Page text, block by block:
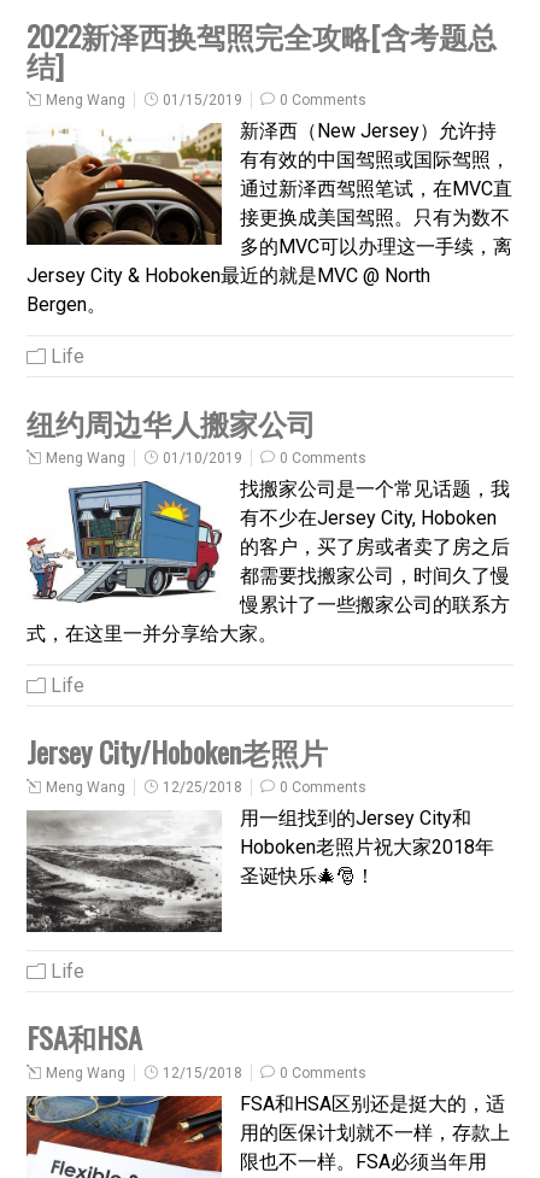
2022新泽西换驾照完全攻略[含考题总
结]
Meng Wang 01/15/2019 0 Comments
新泽西（New Jersey）允许持
有有效的中国驾照或国际驾照，
通过新泽西驾照笔试，在MVC直
接更换成美国驾照。只有为数不
多的MVC可以办理这一手续，离
Jersey City & Hoboken最近的就是MVC @ North
Bergen。
Life
纽约周边华人搬家公司
Meng Wang 01/10/2019 0 Comments
找搬家公司是一个常见话题，我
有不少在Jersey City, Hoboken
的客户，买了房或者卖了房之后
都需要找搬家公司，时间久了慢
慢累计了一些搬家公司的联系方
式，在这里一并分享给大家。
Life
Jersey City/Hoboken老照片
Meng Wang 12/25/2018 0 Comments
用一组找到的Jersey City和
Hoboken老照片祝大家2018年
圣诞快乐🎄🎅！
Life
FSA和HSA
Meng Wang 12/15/2018 0 Comments
FSA和HSA区别还是挺大的，适
用的医保计划就不一样，存款上
限也不一样。FSA必须当年用